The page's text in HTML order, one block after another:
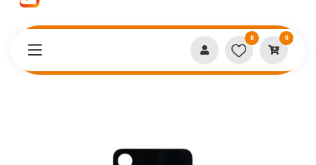
0 0
Poklopac Samsung A05